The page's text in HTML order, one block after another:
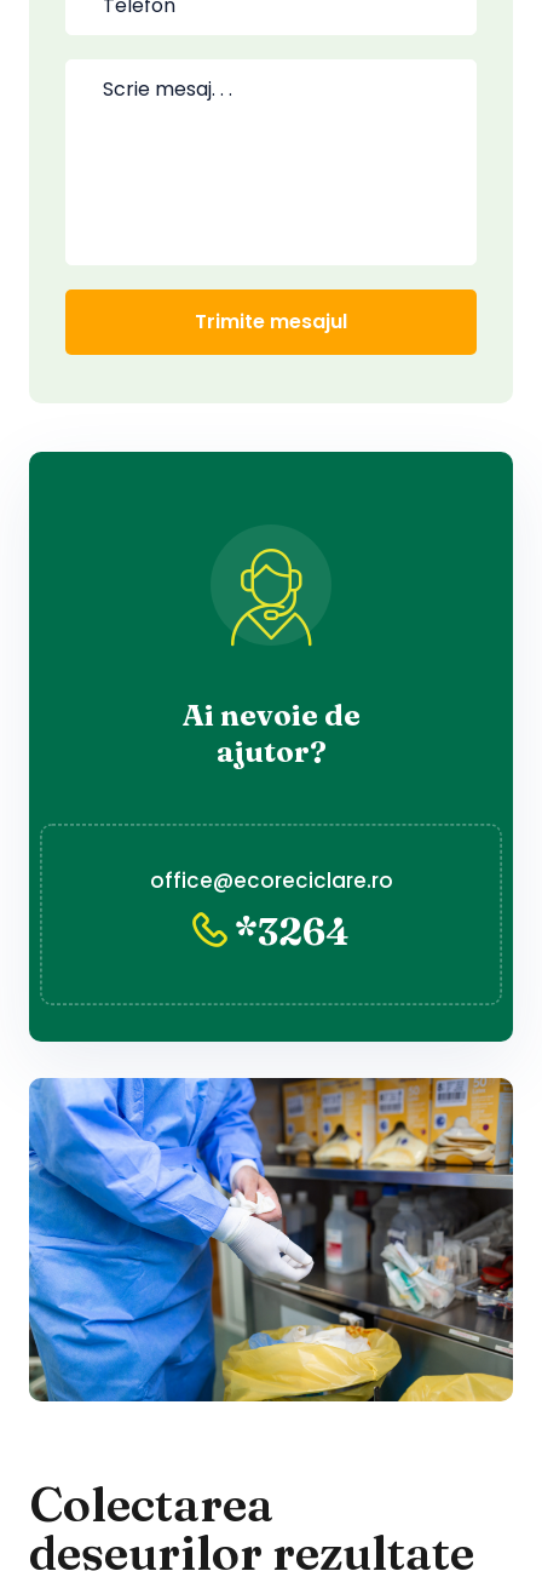
Trimite mesajul
Ai nevoie de
ajutor?
office@ecoreciclare.ro
*3264
Colectarea
deșeurilor rezultate